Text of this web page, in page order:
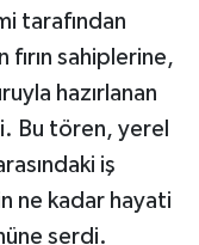
tarafından
sahiplerine,
hazırlanan
Bu tören, yerel
iş
ne kadar hayati
serdi.